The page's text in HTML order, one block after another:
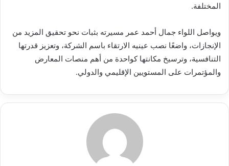
المختلفة.
ويواصل اللواء جمال أحمد عمر مسيرته بثبات نحو تحقيق المزيد من
الإنجازات، واضعًا نصب عينيه الارتقاء باسم الشركة، وتعزيز قدرتها
التنافسية، وترسيخ مكانتها كواحدة من أهم منصات المعارض
والمؤتمرات على المستويين الإقليمي والدولي.